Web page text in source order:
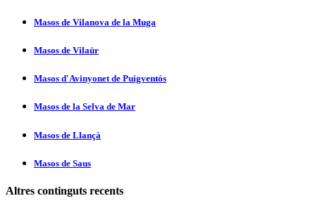
Masos de Vilanova de la Muga
Masos de Vilaür
Masos d'Avinyonet de Puigventós
Masos de la Selva de Mar
Masos de Llançà
Masos de Saus
Altres continguts recents